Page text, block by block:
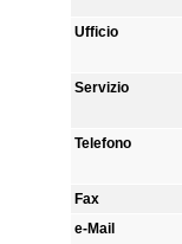
Ufficio
Servizio
Telefono
Fax
e-Mail